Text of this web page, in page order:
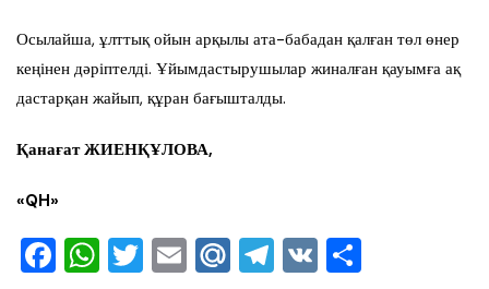
Осылайша, ұлттық ойын арқылы ата-бабадан қалған төл өнер
кеңінен дәріптелді. Ұйымдастырушылар жиналған қауымға ақ
дастарқан жайып, құран бағышталды.
Қанағат ЖИЕНҚҰЛОВА,
«QH»
F W T E M T V